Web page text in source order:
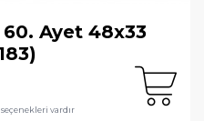
Ayet 48x33
vardır